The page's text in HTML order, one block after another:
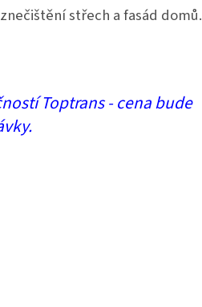
střech a fasád domů.
Toptrans -cena bude